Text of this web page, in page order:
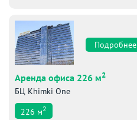
Подробнее
Аренда офиса 226 м2
БЦ Khimki One
226 м2